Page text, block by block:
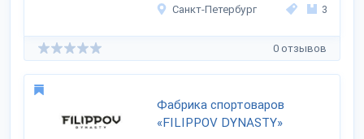
Санкт-Петербург 3
0 отзывов
Фабрика спортоваров
«FILIPPOV DYNASTY»